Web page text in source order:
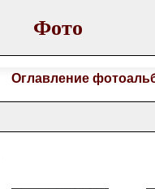
Фото
Оглавление